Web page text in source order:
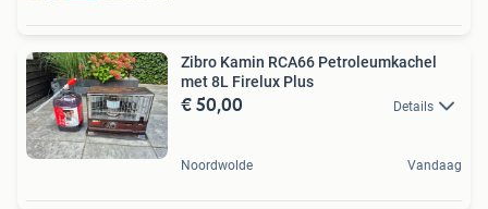
Zibro Kamin RCA66 Petroleumkachel
met 8L Firelux Plus
€ 50,00 Details
Noordwolde Vandaag